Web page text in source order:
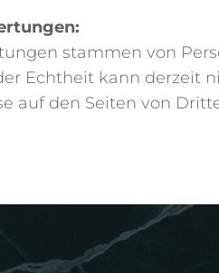
stammen von
Echtheit kann derzeit
auf den Seiten von